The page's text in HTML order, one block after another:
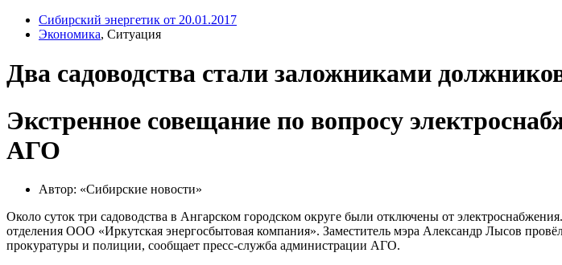
Сибирский энергетик от 20.01.2017
Экономика, Ситуация
Два садоводства стали заложниками
Экстренное совещание по вопросу
АГО
Автор: «Сибирские новости»
Около суток три садоводства в Ангарском городском округе были отключены от
отделения ООО «Иркутская энергосбытовая компания». Заместитель мэра Александр Лысов
прокуратуры и полиции, сообщает пресс-служба администрации АГО.